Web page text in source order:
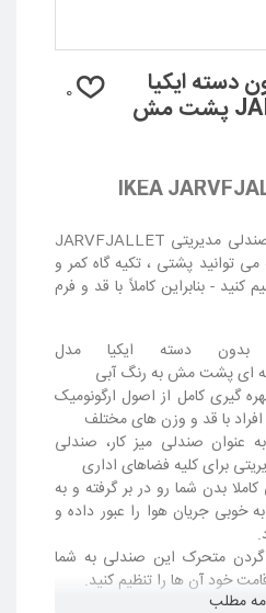
دسته ایکیا
مدل JARVFJALLET پشت مش 0
IKEA
همه بدنها متفاوت هستند. صندلی مدیریتی JARVFJALLET
توانید پشتی ، تکیه گاه کمر و
- بنابراین کاملاً با قد و فرم
بدون دسته ایکیا مدل
گیری کامل از اصول ارگونومیک
با قد و وزن های مختلف
عنوان صندلی میز کار، صندلی
برای کلیه فضاهای اداری
بدن شما رو در بر گرفته و به
خوبی جریان هوا را عبور داده و
متحرک این صندلی به شما
خود آن ها را تنظیم کنید.
مطلب